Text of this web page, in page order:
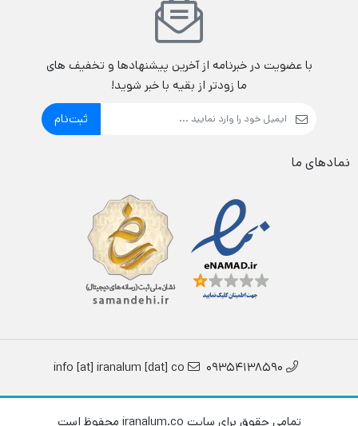
با عضویت در خبرنامه از آخرین پیشنهادها و تخفیف های
ما زودتر از بقیه با خبر شوید!
ثبت‌نام
نمادهای ما
09354138590
info [at] iranalum [dat] co
تمامی حقوق برای سایت iranalum.co محفوظ است